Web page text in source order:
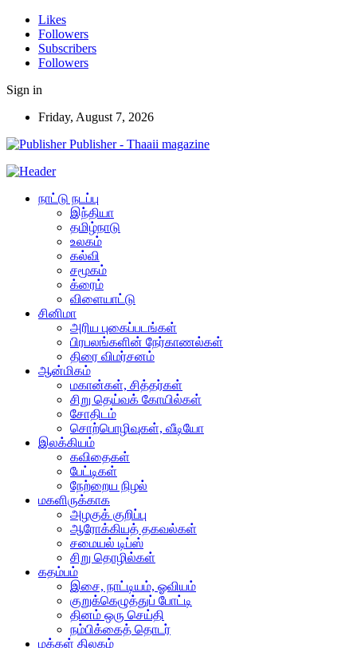
Likes
Followers
Subscribers
Followers
Sign in
Friday, August 7, 2026
Publisher - Thaaii magazine
நாட்டு நடப்பு
இந்தியா
தமிழ்நாடு
உலகம்
கல்வி
சமூகம்
க்ரைம்
விளையாட்டு
சினிமா
அரிய புகைப்படங்கள்
பிரபலங்களின் நேர்காணல்கள்
திரை விமர்சனம்
ஆன்மிகம்
மகான்கள், சித்தர்கள்
சிறு தெய்வக் கோயில்கள்
சோதிடம்
சொற்பொழிவுகள், வீடியோ
இலக்கியம்
கவிதைகள்
பேட்டிகள்
நேற்றைய நிழல்
மகளிருக்காக
அழகுக் குறிப்பு
ஆரோக்கியத் தகவல்கள்
சமையல் டிப்ஸ்
சிறு தொழில்கள்
கதம்பம்
இசை, நாட்டியம், ஓவியம்
குறுக்கெழுத்துப் போட்டி
தினம் ஒரு செய்தி
நம்பிக்கைத் தொடர்
மக்கள் திலகம்